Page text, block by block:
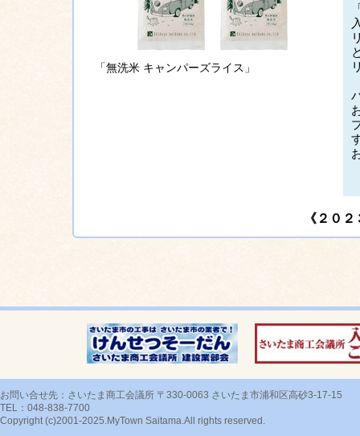
「無洗米 キャンパーズライス」
《２０
お問い合せ先：さいたま商工会議所 〒330-0063 さいたま市浦和区高砂3-17-15
TEL：048-838-7700
Copyright (c)2001-2025.MyTown Saitama.All rights reserved.